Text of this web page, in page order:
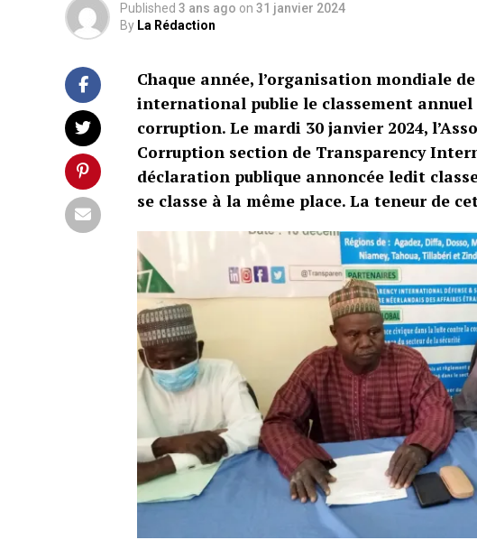
Published 3 ans ago on 31 janvier 2024
By La Rédaction
Chaque année, l’organisation mondiale
international publie le classement annuel
corruption. Le mardi 30 janvier 2024,
Corruption section de Transparency
déclaration publique annoncée ledit
se classe à la même place. La teneur de